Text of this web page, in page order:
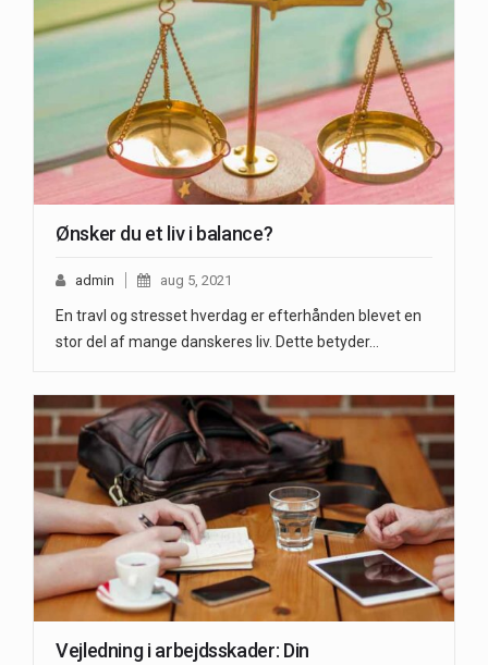
Ønsker du et liv i balance?
admin aug 5, 2021
En travl og stresset hverdag er efterhånden blevet en
stor del af mange danskeres liv. Dette betyder…
Vejledning i arbejdsskader: Din